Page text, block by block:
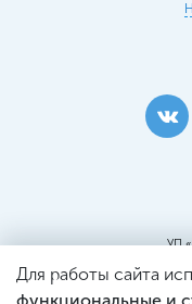
УП
г. Минск,
Для работы сайта